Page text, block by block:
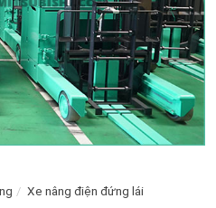
/ Xe nâng điện đứng lái